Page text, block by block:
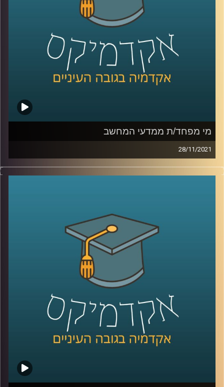
לשיחה עם פרופ' אריאל (אריק) שמיר בנושא "מי מפחד/ת
ממדעי המחשב" –
לחצו כאן
לשיחה עם פרופ' אריאל (אריק) שמיר בנושא "DIY הדור הבא"
מי מפחד/ת ממדעי המחשב
28/11/2021
כשבועיים לפני פתיחת השנה האקדמית פורסמהכתבה
שכותרתה "העשירים לומדים מחשבים העניים לומדים חינוך".
סוציו-אקונומי גבוה. אז מה עושים כדי לשנות את המצב?
פרופ' אריאל (אריק) שמיר הדיקן היוצא של בית הספר אפי
ארזי למדעי המחשב, מדבר על החשיבות ללמד מקצועות
טכנולוגיים כבר מגיל צעיר, לפני שהילדים מוסללים וגם איך
צריך ללמד באופן שיתאם לשוק העבודה של המאה ה-21.
לשיחה עם פרופ' אריאל (אריק) שמיר בנושא תואר בבינה
מלאכותית –לחצו כאן
לשיחה עם פרופ' אריאל (אריק) שמיר בנושא "DIY הדור הבא"